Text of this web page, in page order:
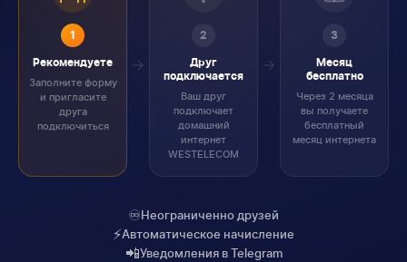
1
Рекомендуете
Заполните форму
и пригласите
друга
подключиться
2
Друг
подключается
Ваш друг
подключает
домашний
интернет
WESTELECOM
3
Месяц
бесплатно
Через 2 месяца
вы получаете
бесплатный
месяц интернета
♾️Неограниченно друзей
⚡Автоматическое начисление
📲Уведомления в Telegram